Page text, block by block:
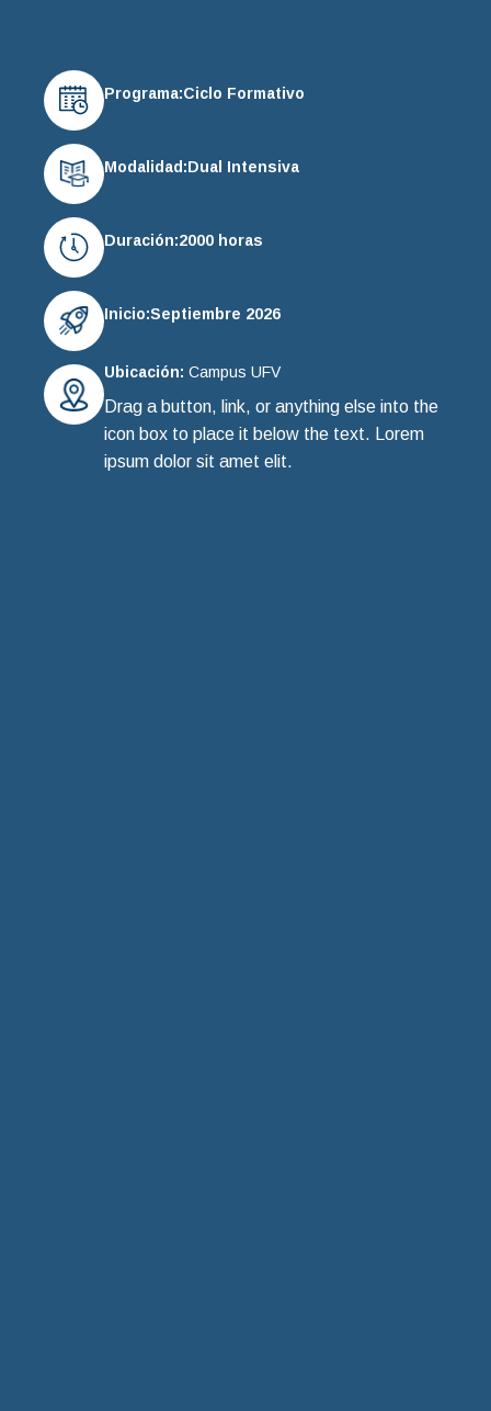
Programa:Ciclo Formativo
Modalidad:Dual Intensiva
Duración:2000 horas
Inicio:Septiembre 2026
Ubicación: Campus UFV
Drag a button, link, or anything else into the
icon box to place it below the text. Lorem
ipsum dolor sit amet elit.